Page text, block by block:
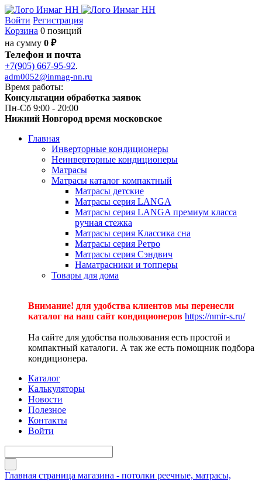
Войти Регистрация
Корзина 0 позиций
на сумму 0 ₽
Телефон и почта
+7(905) 667-95-92.
adm0052@inmag-nn.ru
Время работы:
Консультации обработка заявок
Пн-Сб 9:00 - 20:00
Нижний Новгород время московское
Главная
Инверторные кондиционеры
Неинверторные кондиционеры
Матрасы
Матрасы каталог компактный
Матрасы детские
Матрасы серия LANGA
Матрасы серия LANGA премиум класса
ручная стежка
Матрасы серия Классика сна
Матрасы серия Ретро
Матрасы серия Сэндвич
Наматрасники и топперы
Товары для дома
Внимание! для удобства клиентов мы перенесли
каталог на наш сайт кондиционеров https://nmir-s.ru/
На сайте для удобства пользования есть простой и
компактный каталоги. А так же есть помощник подбора
кондиционера.
Каталог
Калькуляторы
Новости
Полезное
Контакты
Войти
Главная страница магазина - потолки реечные, матрасы,